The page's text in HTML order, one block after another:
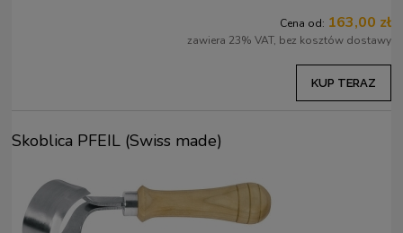
Cena od: 163,00 zł
zawiera 23% VAT, bez kosztów dostawy
KUP TERAZ
Skoblica PFEIL (Swiss made)